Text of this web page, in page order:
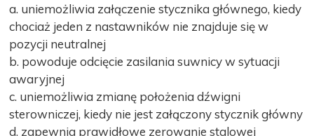
a. uniemożliwia załączenie stycznika głównego, kiedy
chociaż jeden z nastawników nie znajduje się w
pozycji neutralnej
b. powoduje odcięcie zasilania suwnicy w sytuacji
awaryjnej
c. uniemożliwia zmianę położenia dźwigni
sterowniczej, kiedy nie jest załączony stycznik główny
d. zapewnia prawidłowe zerowanie stalowej